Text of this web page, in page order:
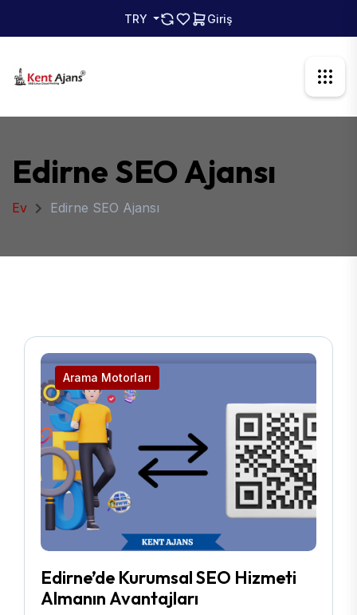
TRY Giriş
Edirne SEO Ajansı
Ev Edirne SEO Ajansı
Arama Motorları
Edirne’de Kurumsal SEO Hizmeti
Almanın Avantajları